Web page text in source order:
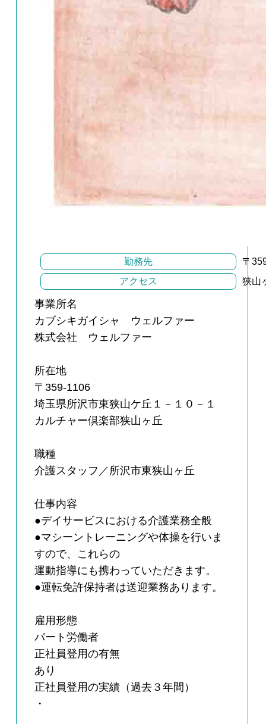
勤務先
〒
アクセス
狭山
事業所名
カブシキガイシャ ウェルファー
株式会社 ウェルファー
所在地
〒359-1106
埼玉県所沢市東狭山ケ丘１－１０－１
カルチャー倶楽部狭山ヶ丘
職種
介護スタッフ／所沢市東狭山ヶ丘
仕事内容
●デイサービスにおける介護業務全般
●マシーントレーニングや体操を行いま
すので、これらの
運動指導にも携わっていただきます。
●運転免許保持者は送迎業務あります。
雇用形態
パート労働者
正社員登用の有無
あり
正社員登用の実績（過去３年間）
・